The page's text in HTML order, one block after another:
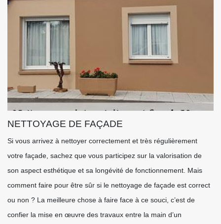
NETTOYAGE DE FAÇADE
Si vous arrivez à nettoyer correctement et très régulièrement
votre façade, sachez que vous participez sur la valorisation de
son aspect esthétique et sa longévité de fonctionnement. Mais
comment faire pour être sûr si le nettoyage de façade est correct
ou non ? La meilleure chose à faire face à ce souci, c’est de
confier la mise en œuvre des travaux entre la main d’un